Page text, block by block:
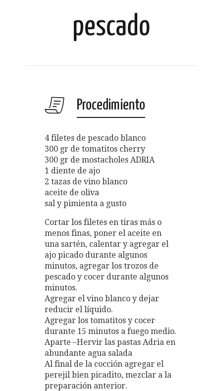
pescado
Procedimiento
4 filetes de pescado blanco
300 gr de tomatitos cherry
300 gr de mostacholes ADRIA
1 diente de ajo
2 tazas de vino blanco
aceite de oliva
sal y pimienta a gusto
Cortar los filetes en tiras más o
menos finas, poner el aceite en
una sartén, calentar y agregar el
ajo picado durante algunos
minutos, agregar los trozos de
pescado y cocer durante algunos
minutos.
Agregar el vino blanco y dejar
reducir el líquido.
Agregar los tomatitos y cocer
durante 15 minutos a fuego medio.
Aparte –Hervir las pastas Adria en
abundante agua salada
Al final de la cocción agregar el
perejil bien picadito, mezclar a la
preparación anterior.